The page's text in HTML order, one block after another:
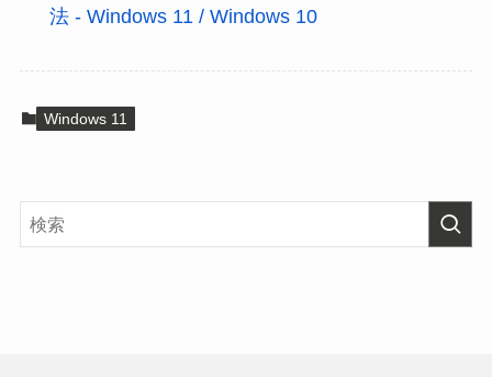
法 - Windows 11 / Windows 10
Windows 11